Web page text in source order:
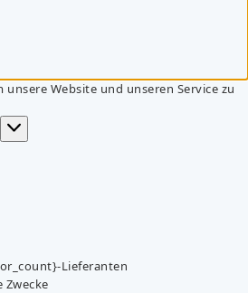
Website und unseren Service zu
Lieferanten
Zwecke